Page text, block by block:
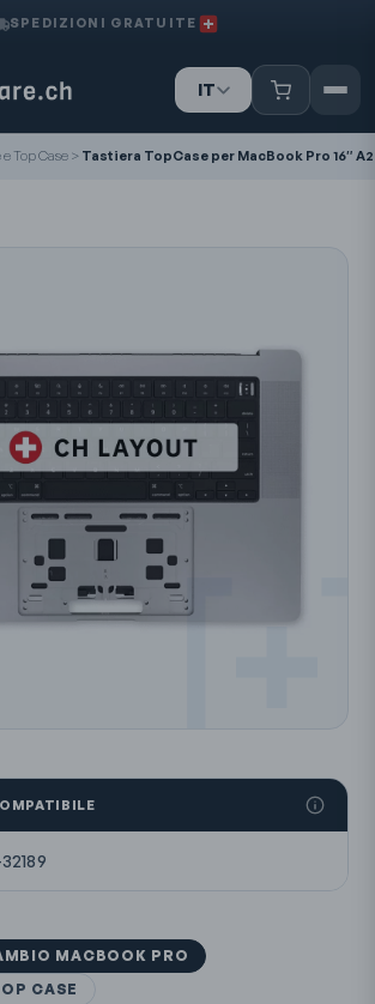
SPEDIZIONI GRATUITE
IT
DE
Top Case > Tastiera TopCase per MacBook Pro 16″
MACBOOK PRO
CASE